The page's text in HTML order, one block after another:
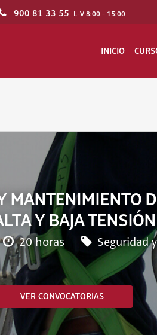
900 81 33 55 L-V 8:00 - 15:00
INICIO
MANTENIMIENTO
Y BAJA TENSIÓN
20 horas Seguridad
VER CONVOCATORIAS